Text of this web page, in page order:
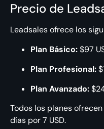
Precio de
Leadsales ofrece los
Plan Básico:$97
Plan Profesional:
Plan Avanzado:
Todos los planes
días por 7 USD.